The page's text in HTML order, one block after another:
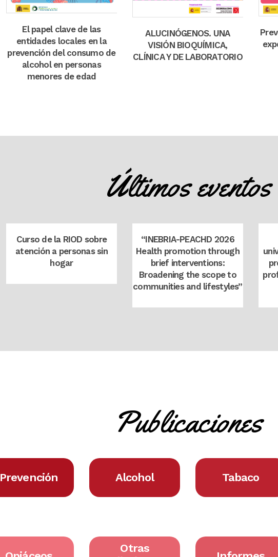
El papel clave de las
entidades locales en la
prevención del consumo de
alcohol en personas
menores de edad
ALUCINÓGENOS. UNA
VISIÓN BIOQUÍMICA,
CLÍNICA Y DE LABORATORIO
Últimos eventos
Curso de la RIOD sobre
atención a personas sin
hogar
“INEBRIA-PEACHD 2026
Health promotion through
brief interventions:
Broadening the scope to
communities and lifestyles”
Publicaciones
Prevención Alcohol Tabaco
Otras